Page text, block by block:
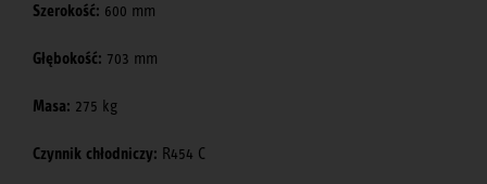
Szerokość: 600 mm
Głębokość: 703 mm
Masa: 275 kg
Czynnik chłodniczy: R454 C